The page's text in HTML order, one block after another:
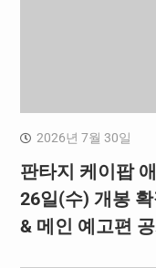
2026년 7월 30일
판타지 케이팝
26일(수) 개봉
& 메인 예고편